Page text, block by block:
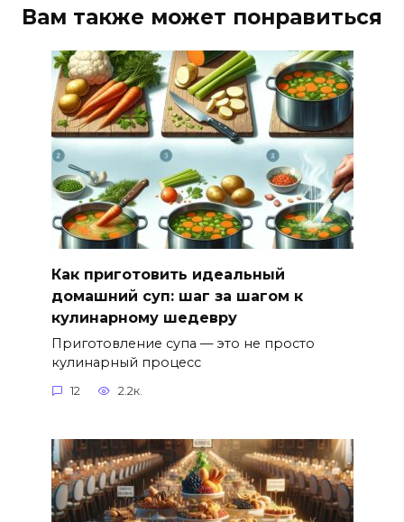
Вам также может понравиться
Как приготовить идеальный
домашний суп: шаг за шагом к
кулинарному шедевру
Приготовление супа — это не просто
кулинарный процесс
12 2.2к.